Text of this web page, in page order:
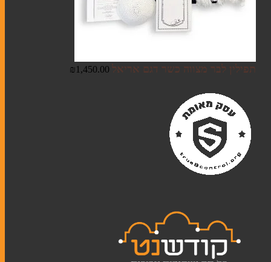
תפילין לבר מצווה כשר דגם אריאל ₪1,450.00